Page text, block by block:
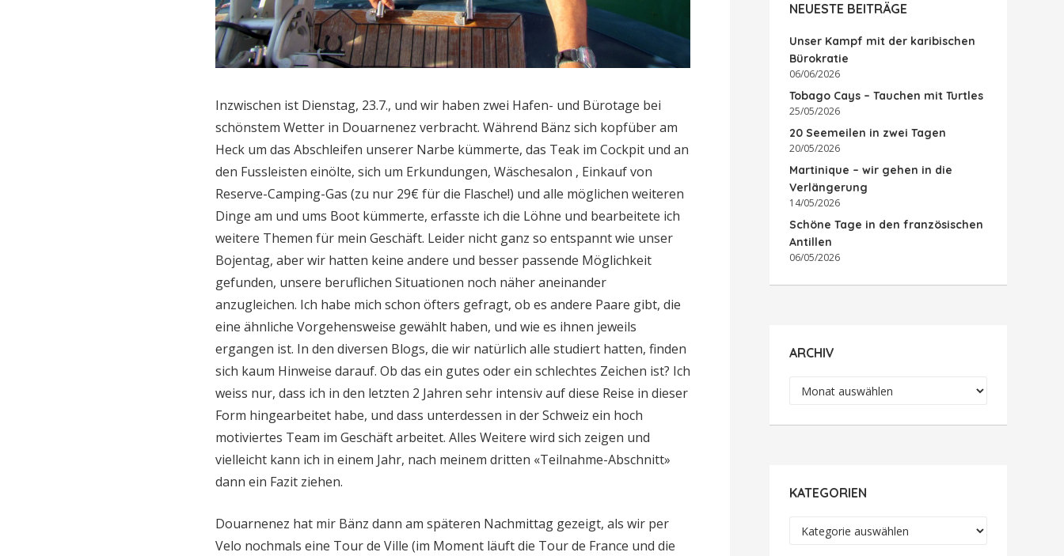
Inzwischen ist Dienstag, 23.7., und wir haben zwei Hafen- und Bürotage bei
schönstem Wetter in Douarnenez verbracht. Während Bänz sich kopfüber am
Heck um das Abschleifen unserer Narbe kümmerte, das Teak im Cockpit und an
den Fussleisten einölte, sich um Erkundungen, Wäschesalon , Einkauf von
Reserve-Camping-Gas (zu nur 29€ für die Flasche!) und alle möglichen weiteren
Dinge am und ums Boot kümmerte, erfasste ich die Löhne und bearbeitete ich
weitere Themen für mein Geschäft. Leider nicht ganz so entspannt wie unser
Bojentag, aber wir hatten keine andere und besser passende Möglichkeit
gefunden, unsere beruflichen Situationen noch näher aneinander
anzugleichen. Ich habe mich schon öfters gefragt, ob es andere Paare gibt, die
eine ähnliche Vorgehensweise gewählt haben, und wie es ihnen jeweils
ergangen ist. In den diversen Blogs, die wir natürlich alle studiert hatten, finden
sich kaum Hinweise darauf. Ob das ein gutes oder ein schlechtes Zeichen ist? Ich
weiss nur, dass ich in den letzten 2 Jahren sehr intensiv auf diese Reise in dieser
Form hingearbeitet habe, und dass unterdessen in der Schweiz ein hoch
motiviertes Team im Geschäft arbeitet. Alles Weitere wird sich zeigen und
vielleicht kann ich in einem Jahr, nach meinem dritten «Teilnahme-Abschnitt»
dann ein Fazit ziehen.
Douarnenez hat mir Bänz dann am späteren Nachmittag gezeigt, als wir per
Velo nochmals eine Tour de Ville (im Moment läuft die Tour de France und die
NEUESTE BEITRÄGE
Unser Kampf mit der karibischen
Bürokratie
06/06/2026
Tobago Cays – Tauchen mit Turtles
25/05/2026
20 Seemeilen in zwei Tagen
20/05/2026
Martinique – wir gehen in die
Verlängerung
14/05/2026
Schöne Tage in den französischen
Antillen
06/05/2026
ARCHIV
Archiv
KATEGORIEN